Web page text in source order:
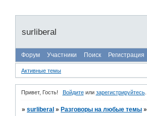
surliberal
Форум Участники Поиск Регистрация
Активные темы
Привет, Гость! Войдитеили зарегистрируйтесь.
»surliberal » Разговоры на любые темы »